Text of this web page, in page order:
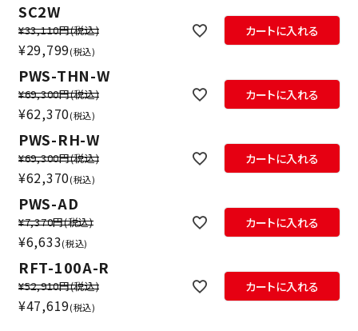
SC2W
¥33,110円(税込)
¥29,799 税込
カートに入れる
PWS-THN-W
¥69,300円(税込)
¥62,370 税込
カートに入れる
PWS-RH-W
¥69,300円(税込)
¥62,370 税込
カートに入れる
PWS-AD
¥7,370円(税込)
¥6,633 税込
カートに入れる
RFT-100A-R
¥52,910円(税込)
¥47,619 税込
カートに入れる